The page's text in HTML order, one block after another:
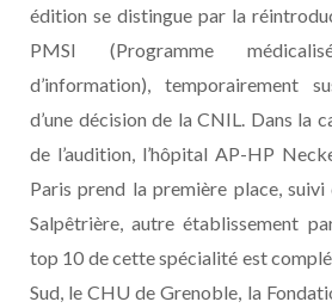
édition se distingue par la
PMSI (Programme
d’information), temporairement
d’une décision de la CNIL. Dans la
de l’audition, l’hôpital AP-HP
Paris prend la première place,
Salpêtrière, autre établissement
top 10 de cette spécialité est
Sud, le CHU de Grenoble, la